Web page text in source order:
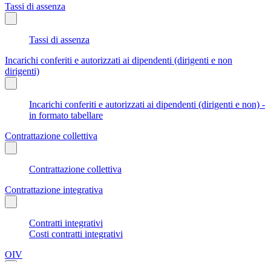
Tassi di assenza
Tassi di assenza
Incarichi conferiti e autorizzati ai dipendenti (dirigenti e non
dirigenti)
Incarichi conferiti e autorizzati ai dipendenti (dirigenti e non) -
in formato tabellare
Contrattazione collettiva
Contrattazione collettiva
Contrattazione integrativa
Contratti integrativi
Costi contratti integrativi
OIV